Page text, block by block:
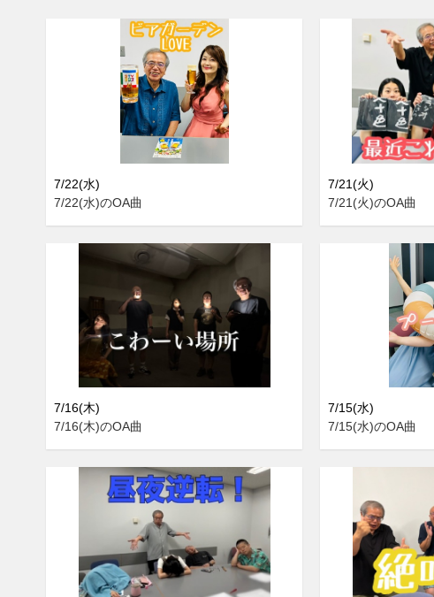
7/22(水)
7/22(水)のOA曲
7/21(火)
7/21(火)のOA曲
7/16(木)
7/16(木)のOA曲
7/15(水)
7/15(水)のOA曲